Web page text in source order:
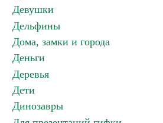
Девушки
Дельфины
Дома, замки и города
Деньги
Деревья
Дети
Динозавры